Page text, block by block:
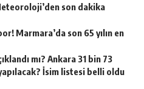
son dakika
Marmara’da son 65 yılın en
mı? Ankara 31 bin 73
İsim listesi belli oldu